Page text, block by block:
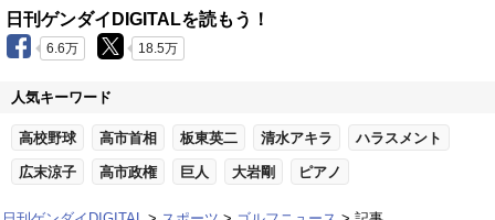
日刊ゲンダイDIGITALを読もう！
6.6万 18.5万
人気キーワード
高校野球 高市首相 板東英二 清水アキラ ハラスメント
広末涼子 高市政権 巨人 大岩剛 ピアノ